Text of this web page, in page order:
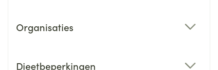
Organisaties
Dieetbeperkingen